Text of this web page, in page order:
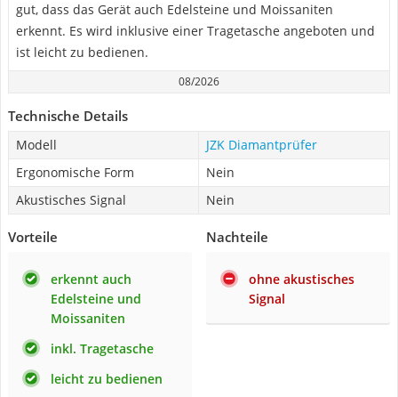
gut, dass das Gerät auch Edelsteine und Moissaniten
erkennt. Es wird inklusive einer Tragetasche angeboten und
ist leicht zu bedienen.
08/2026
Technische Details
Modell
JZK Diamantprüfer
Ergonomische Form
Nein
Akustisches Signal
Nein
Vorteile
erkennt auch
Edelsteine und
Moissaniten
inkl. Tragetasche
leicht zu bedienen
Nachteile
ohne akustisches
Signal